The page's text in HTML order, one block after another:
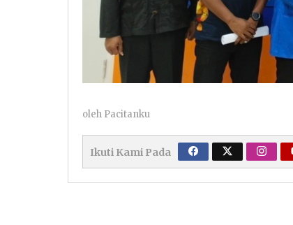
oleh Pacitanku
Ikuti Kami Pada